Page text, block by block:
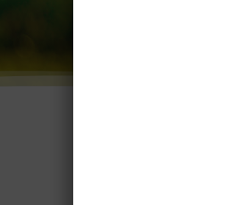
Le Football